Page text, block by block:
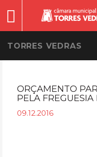
TORRES VEDRAS
ORÇAMENTO
PELA
09.12.2016